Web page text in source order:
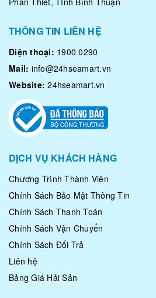
THÔNG TIN LIÊN HỆ
Điện thoại: 1900 0290
Mail: info@24hseamart.vn
Website: 24hseamart.vn
DỊCH VỤ KHÁCH HÀNG
Chương Trình Thành Viên
Chính Sách Bảo Mật Thông Tin
Chính Sách Thanh Toán
Chính Sách Vận Chuyển
Chính Sách Đổi Trả
Liên hệ
Bảng Giá Hải Sản